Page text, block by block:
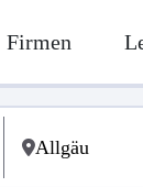
Firmen